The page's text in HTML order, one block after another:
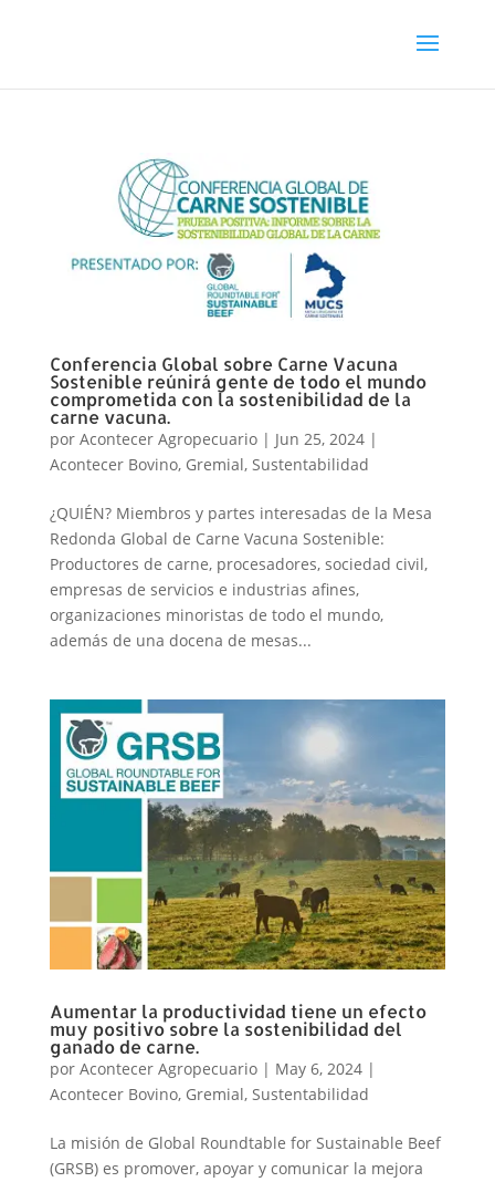
Conferencia Global sobre Carne Vacuna
Sostenible reúnirá gente de todo el mundo
comprometida con la sostenibilidad de la
carne vacuna.
por Acontecer Agropecuario| Jun 25, 2024|
Acontecer Bovino, Gremial, Sustentabilidad
¿QUIÉN? Miembros y partes interesadas de la Mesa
Redonda Global de Carne Vacuna Sostenible:
Productores de carne, procesadores, sociedad civil,
empresas de servicios e industrias afines,
organizaciones minoristas de todo el mundo,
además de una docena de mesas...
Aumentar la productividad tiene un efecto
muy positivo sobre la sostenibilidad del
ganado de carne.
por Acontecer Agropecuario| May 6, 2024|
Acontecer Bovino, Gremial, Sustentabilidad
La misión de Global Roundtable for Sustainable Beef
(GRSB) es promover, apoyar y comunicar la mejora